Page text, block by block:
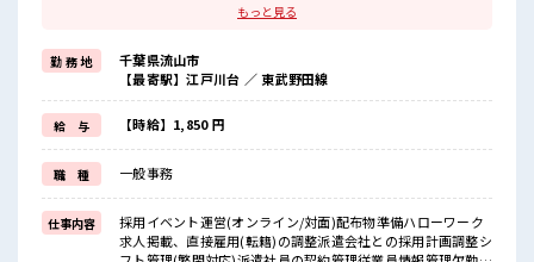
≪女性も活躍中の職場≫
もちろん男性の応募もOKですよ！
≪適度な残業でお給料UP≫
残業は月20時間未満で、
ほどよく稼げます♪
≪週休2日制≫
週末は家族や友人と一緒にプライベート満喫！
≪収入アップを目指せる≫
高時給だらけの派遣のお仕事です！
■職場の雰囲気
女性が多めの職場です♪
もっと見る
勤 務 地
千葉県流山市
【最寄駅】江戸川台 ／ 東武野田線
給 与 【時給】1,850 円
職 種 一般事務
仕事内容
採用イベント運営(オンライン/対面)配布物準備ハローワーク
求人掲載、直接雇用(転籍)の調整派遣会社との採用計画調整シ